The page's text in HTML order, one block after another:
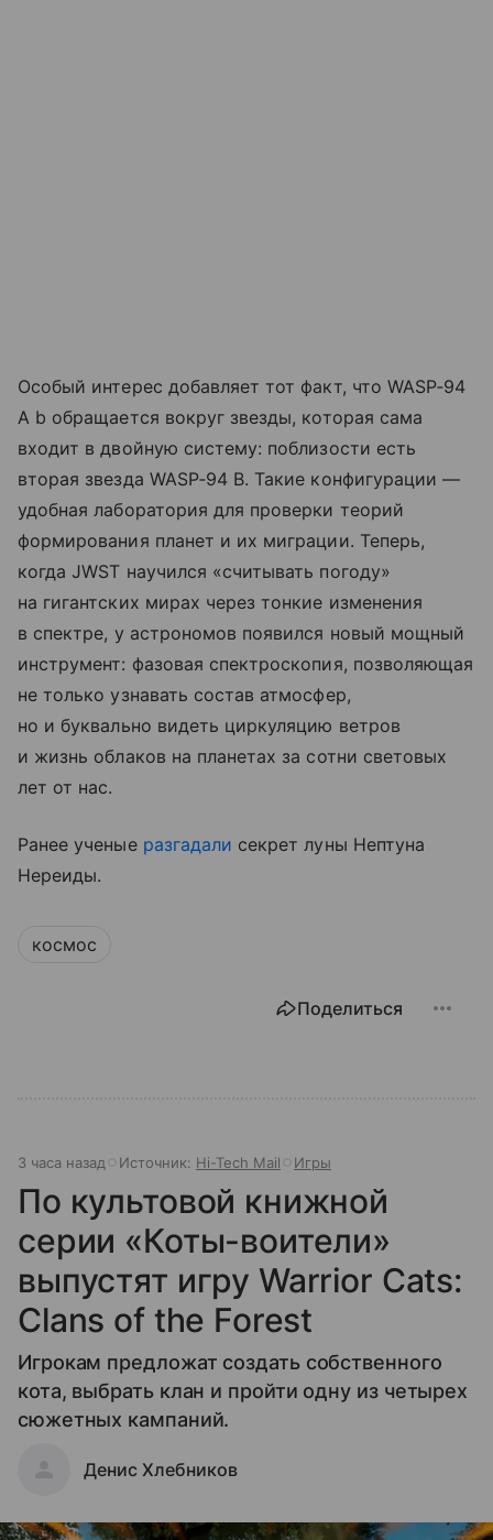
Особый интерес добавляет тот факт, что WASP‑94
A b обращается вокруг звезды, которая сама
входит в двойную систему: поблизости есть
вторая звезда WASP‑94 B. Такие конфигурации —
удобная лаборатория для проверки теорий
формирования планет и их миграции. Теперь,
когда JWST научился «считывать погоду»
на гигантских мирах через тонкие изменения
в спектре, у астрономов появился новый мощный
инструмент: фазовая спектроскопия, позволяющая
не только узнавать состав атмосфер,
но и буквально видеть циркуляцию ветров
и жизнь облаков на планетах за сотни световых
лет от нас.
Ранее ученые разгадали секрет луны Нептуна
Нереиды.
космос
Поделиться
3 часа назад Источник: Hi-Tech Mail Игры
По культовой книжной
серии «Коты-воители»
выпустят игру Warrior Cats:
Clans of the Forest
Игрокам предложат создать собственного
кота, выбрать клан и пройти одну из четырех
сюжетных кампаний.
Денис Хлебников